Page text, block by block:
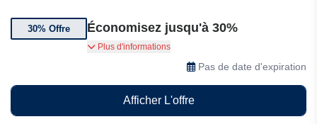
30% Offre Économisez jusqu'à 30%
Profitez de 30% de réduction sur une sélection
Plus d'informations
Pas de date d'expiration
Afficher L'offre